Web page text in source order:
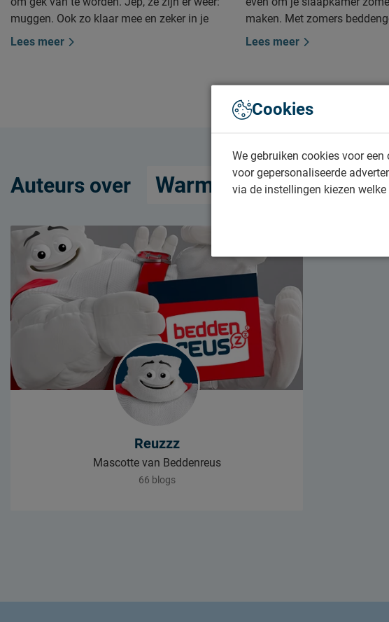
muggen. Ook zo klaar mee en zeker in je
slaapkamer? Dan hebben wij dé tips om er
Lees meer
maken. Met zomers
bijvoorbeeld. Want in de
bed? Om het je extra
zetten wij dé 5 topproducten
die ook jij deze zomer zeker in
Lees meer
Auteurs over Warme nachten
Reuzzz
Mascotte van Beddenreus
66 blogs
Cookies
We gebruiken cookies voor
voor gepersonaliseerde
via de instellingen kiezen